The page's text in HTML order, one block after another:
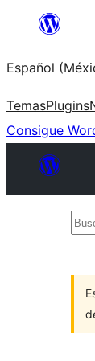
Saltar
contenido
Español
TemasPlugins
Consigue